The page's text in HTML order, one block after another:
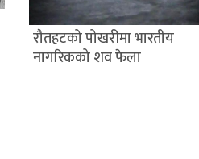
रौतहटको पोखरीमा भारतीय
नागरिकको शव फेला